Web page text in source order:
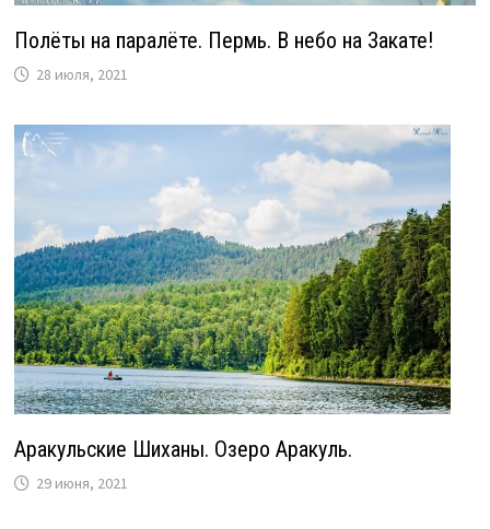
Полёты на паралёте. Пермь. В небо на Закате!
28 июля, 2021
Аракульские Шиханы. Озеро Аракуль.
29 июня, 2021